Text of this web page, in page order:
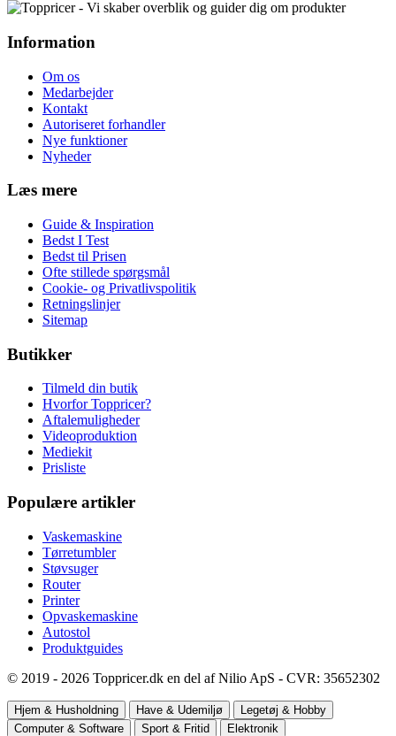
Information
Om os
Medarbejder
Kontakt
Autoriseret forhandler
Nye funktioner
Nyheder
Læs mere
Guide & Inspiration
Bedst I Test
Bedst til Prisen
Ofte stillede spørgsmål
Cookie- og Privatlivspolitik
Retningslinjer
Sitemap
Butikker
Tilmeld din butik
Hvorfor Toppricer?
Aftalemuligheder
Videoproduktion
Mediekit
Prisliste
Populære artikler
Vaskemaskine
Tørretumbler
Støvsuger
Router
Printer
Opvaskemaskine
Autostol
Produktguides
© 2019 - 2026 Toppricer.dk en del af Nilio ApS - CVR: 35652302
Hjem & Husholdning Have & Udemiljø
Legetøj & Hobby
Computer & Software
Sport & Fritid
Elektronik